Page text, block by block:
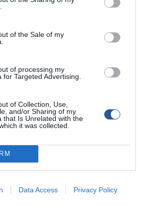
of the Sale of my
of processing my
for Targeted Advertising.
of Collection, Use,
and/or Sharing of my
that Is Unrelated with the
it was collected.
Data Access Privacy Policy
ότι το δίμηνο Ιουλίου – Αυγούστου
+4,4%), των ΙΧ (706.771, +5,24%),
+4,51%) και των δικύκλων
ΘΕΡΟΥΣ 2023
ΘΕΡΟΥΣ 2022 5.169.646
% 8,59%